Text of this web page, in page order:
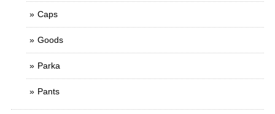
Caps
Goods
Parka
Pants